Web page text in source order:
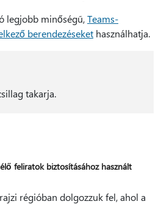
legjobb minőségű,Teams-
berendezéseket használhatja.
takarja.
feliratok biztosításához használt
régióban dolgozzuk fel, ahol a